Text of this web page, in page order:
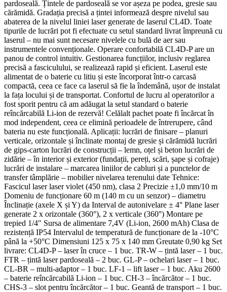
pardoseală. Țintele de pardoseală se vor așeza pe podea, gresie sau
cărămidă. Gradația precisă a țintei informează despre nivelul sau
abaterea de la nivelul liniei laser generate de laserul CL4D. Toate
tipurile de lucrări pot fi efectuate cu setul standard livrat împreună cu
laserul – nu mai sunt necesare nivelele cu bulă de aer sau
instrumentele convenționale. Operare confortabilă CL4D-P are un
panou de control intuitiv. Gestionarea funcțiilor, inclusiv reglarea
precisă a fasciculului, se realizează rapid și eficient. Laserul este
alimentat de o baterie cu litiu și este încorporat într-o carcasă
compactă, ceea ce face ca laserul să fie la îndemână, ușor de instalat
la fața locului și de transportat. Confortul de lucru al operatorilor a
fost sporit pentru că am adăugat la setul standard o baterie
reîncărcabilă Li-ion de rezervă! Celălalt pachet poate fi încărcat în
mod independent, ceea ce elimină perioadele de întrerupere, când
bateria nu este funcțională. Aplicații: lucrări de finisare – planuri
verticale, orizontale și înclinate montaj de gresie și cărămidă lucrări
de gips-carton lucrări de construcții – lemn, oțel și beton lucrări de
zidărie – în interior și exterior (fundații, pereți, scări, șape și cofraje)
lucrări de instalare – marcarea liniilor de cabluri și a punctelor de
transfer tâmplărie – mobilier nivelarea terenului date Tehnice:
Fascicul laser laser violet (450 nm), clasa 2 Precizie ±1,0 mm/10 m
Domeniu de funcționare 60 m (140 m cu un senzor) – diametru
Înclinație (axele X și Y) da Interval de autonivelare ± 4° Plane laser
generate 2 x orizontale (360°), 2 x verticale (360°) Montare pe
trepied 1/4″ Sursa de alimentare 7,4V (Li-ion, 2600 mAh) Clasa de
rezistență IP54 Intervalul de temperatură de funcționare de la -10°C
până la +50°C Dimensiuni 125 x 75 x 140 mm Greutate 0,90 kg Set
livrare: CL4D-P – laser în cruce – 1 buc. TR-W – țintă laser – 1 buc.
FTR – țintă laser pardoseală – 2 buc. GL-P – ochelari laser – 1 buc.
CL-BR – multi-adaptor – 1 buc. LF-1 – lift laser – 1 buc. Aku 2600
– baterie reîncărcabilă Li-ion – 1 buc. CH-3 – încărcător – 1 buc.
CHS-3 – slot pentru încărcător – 1 buc. Geantă de transport – 1 buc.